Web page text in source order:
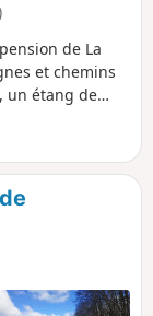
de La
et chemins
un étang de
en passant